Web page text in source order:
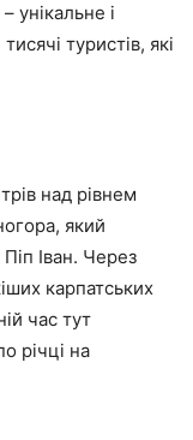
– унікальне і
туристів, які
над рівнем
який
Іван. Через
карпатських
час тут
річці на